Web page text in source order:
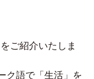
ご紹介いたしま
ク語で「生活」を